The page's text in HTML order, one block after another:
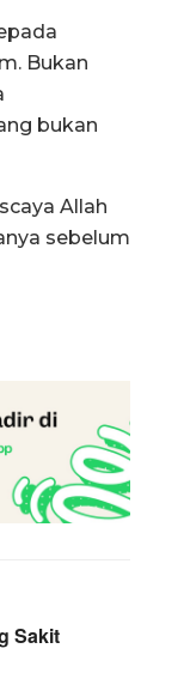
Bukan
bukan
Allah
sebelum
Sakit